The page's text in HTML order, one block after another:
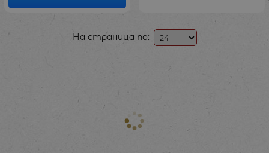
На страница по: